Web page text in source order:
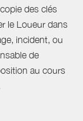
des clés
le Loueur dans
incident, ou
de
au cours